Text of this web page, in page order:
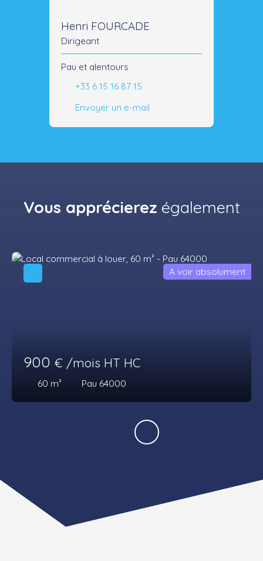
Henri FOURCADE
Dirigeant
Pau et alentours
+33 6 15 16 87 15
Envoyer un e-mail
Vous apprécierez également
900 € /mois HT HC
60 m² Pau 64000
A voir absolument